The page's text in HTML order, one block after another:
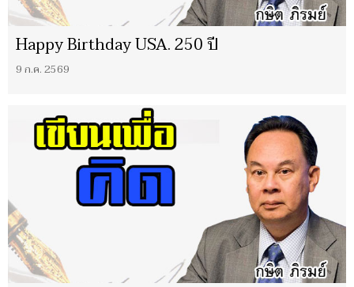
Happy Birthday USA. 250 ปี
9 ก.ค. 2569